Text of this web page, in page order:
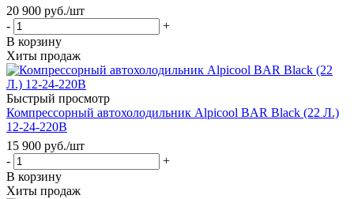
20 900 руб./шт
-
+
В корзину
Хиты продаж
Быстрый просмотр
Компрессорный автохолодильник Alpicool BAR Black (22 Л.)
12-24-220В
15 900 руб./шт
-
+
В корзину
Хиты продаж